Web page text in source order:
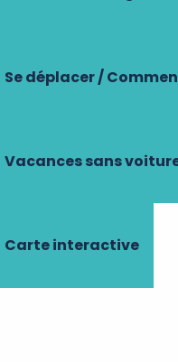
Se déplacer /
Vacances sans
Carte interactive
Comment venir
En avion